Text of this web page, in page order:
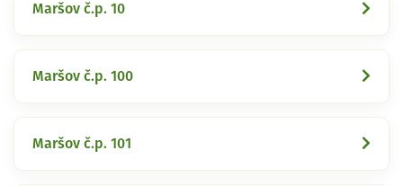
Maršov č.p. 10
Maršov č.p. 100
Maršov č.p. 101